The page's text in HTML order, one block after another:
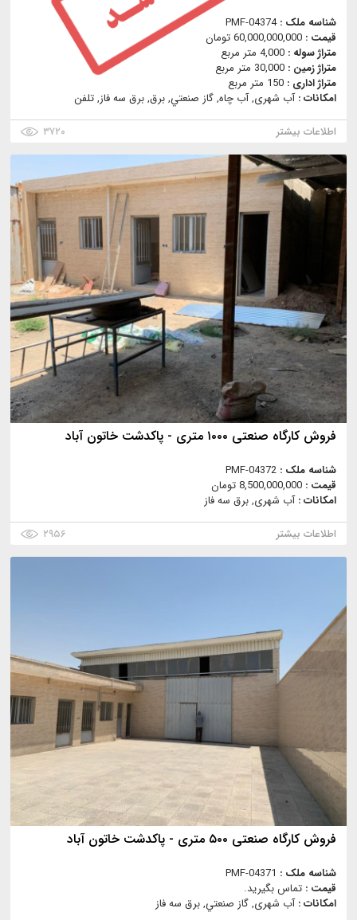
شناسه ملک :PMF-04374
قیمت : 60,000,000,000 تومان
متراژ سوله : 4,000 متر مربع
متراژ زمین : 30,000 متر مربع
متراژ اداری : 150 متر مربع
امکانات :آب شهری, آب چاه, گاز صنعتي, برق, برق سه فاز, تلفن
اطلاعات بیشتر
۳۷۲۰
فروش کارگاه صنعتی ۱۰۰۰ متری - پاکدشت خاتون آباد
شناسه ملک : PMF-04372
قیمت : 8,500,000,000 تومان
امکانات :آب شهری, برق سه فاز
اطلاعات بیشتر
۲۹۵۶
فروش کارگاه صنعتی ۵۰۰ متری - پاکدشت خاتون آباد
شناسه ملک : PMF-04371
قیمت : تماس بگیرید.
امکانات :آب شهری, گاز صنعتي, برق سه فاز